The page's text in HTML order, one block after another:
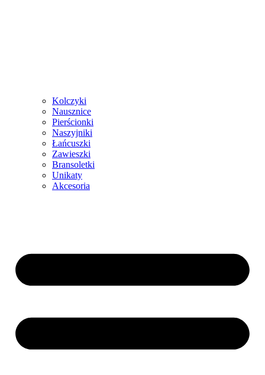
Kolczyki
Nausznice
Pierścionki
Naszyjniki
Łańcuszki
Zawieszki
Bransoletki
Unikaty
Akcesoria